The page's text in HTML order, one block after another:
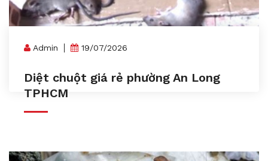
Admin 19/07/2026
Diệt chuột giá rẻ phường An Long
TPHCM